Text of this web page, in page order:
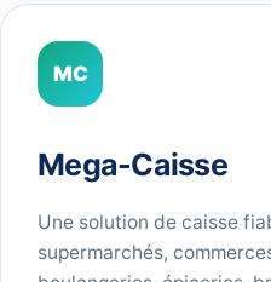
MC
Mega-Caisse
Une solution de caisse
supermarchés,